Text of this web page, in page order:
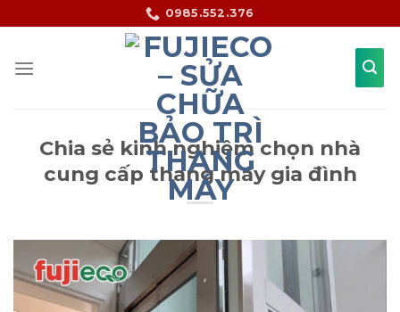
to
0985.552.376
Chia sẻ kinh nghiệm chọn nhà
cung cấp thang máy gia đình